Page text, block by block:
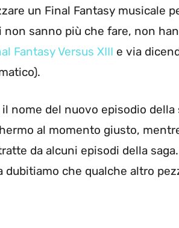
un Final Fantasy musicale
sanno più che fare, non
Fantasy Versus XIII e via
il nome del nuovo episodio
al momento giusto,
da alcuni episodi della
dubitiamo che qualche altro